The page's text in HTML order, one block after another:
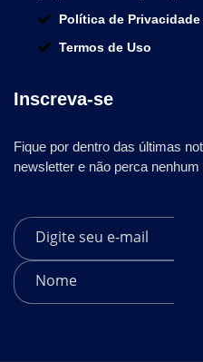
Política de Privacidade
Termos de Uso
Inscreva-se
Fique por dentro das últimas
newsletter e não perca nenhum